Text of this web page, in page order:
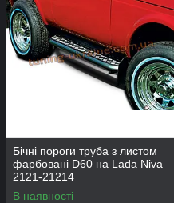
Бічні пороги труба з листом
фарбовані D60 на Lada Niva
2121-21214
В наявності